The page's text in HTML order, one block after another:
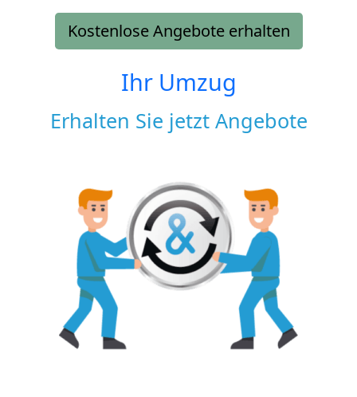
Kostenlose Angebote erhalten
Ihr Umzug
Erhalten Sie jetzt Angebote